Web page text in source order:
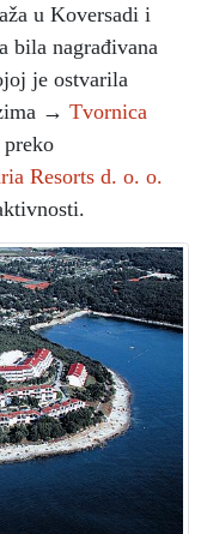
u Koversadi i
bila nagrađivana
je ostvarila
→ Tvornica
Resorts d. o. o.